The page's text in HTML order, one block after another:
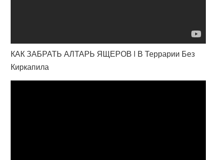
КАК ЗАБРАТЬ АЛТАРЬ ЯЩЕРОВ l В Террарии Без
Киркапила